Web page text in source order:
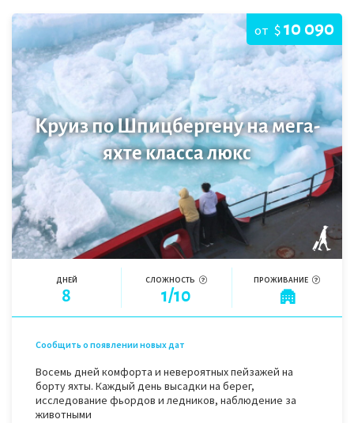
Круиз по Шпицбергену на мега-
яхте класса люкс
$
от 10 090
ДНЕЙ
8
СЛОЖНОСТЬ
1/10
ПРОЖИВАНИЕ
Сообщить о появлении новых дат
Восемь дней комфорта и невероятных пейзажей на
борту яхты. Каждый день высадки на берег,
исследование фьордов и ледников, наблюдение за
животными